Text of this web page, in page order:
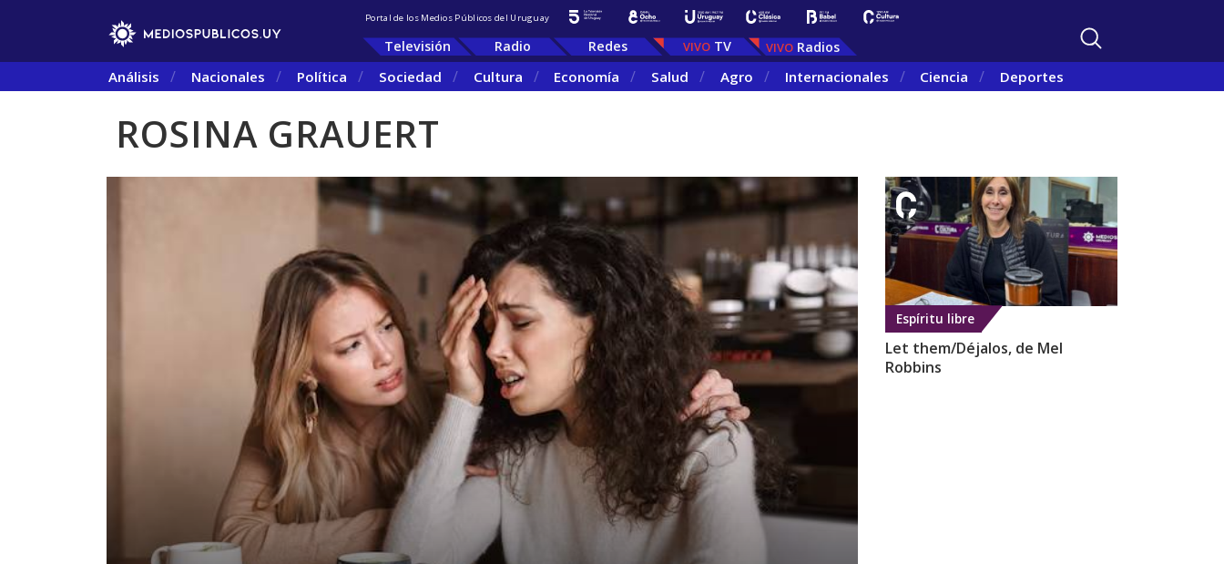
Portal de los Medios Públicos del Uruguay
Televisión Radio Redes TV Radios
Análisis Nacionales Política Sociedad Cultura Economía Salud Agro Internacionales Ciencia Deportes
ROSINA GRAUERT
Espíritu libre
Let them/Déjalos, de Mel
Robbins